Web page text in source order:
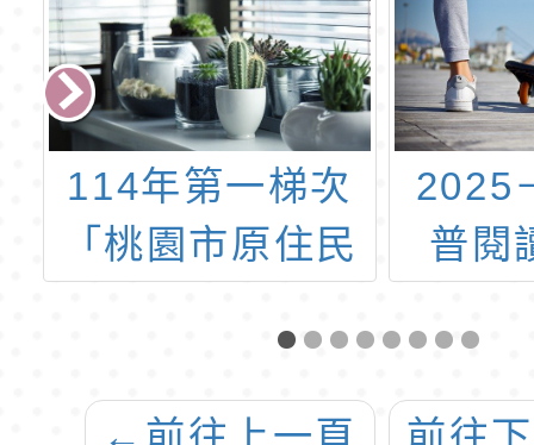
114年第一梯次
「桃園市原住民
寒獎助金及優秀
獎學金」申請
2025
普閱